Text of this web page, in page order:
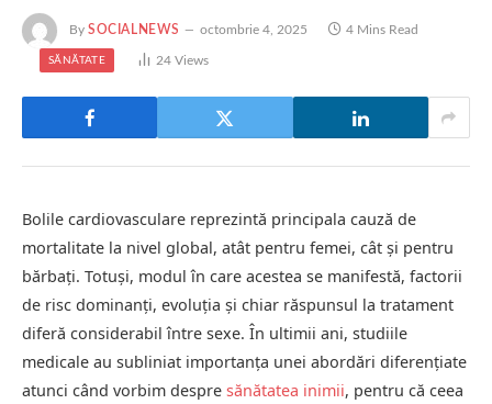
By SOCIALNEWS octombrie 4, 2025 4 Mins Read
SĂNĂTATE 24Views
Bolile cardiovasculare reprezintă principala cauză de
mortalitate la nivel global, atât pentru femei, cât și pentru
bărbați. Totuși, modul în care acestea se manifestă, factorii
de risc dominanți, evoluția și chiar răspunsul la tratament
diferă considerabil între sexe. În ultimii ani, studiile
medicale au subliniat importanța unei abordări diferențiate
atunci când vorbim despre sănătatea inimii, pentru că ceea